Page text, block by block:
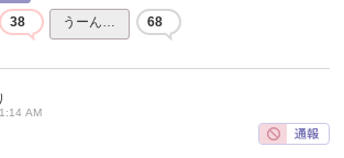
38 うーん… 68
AM